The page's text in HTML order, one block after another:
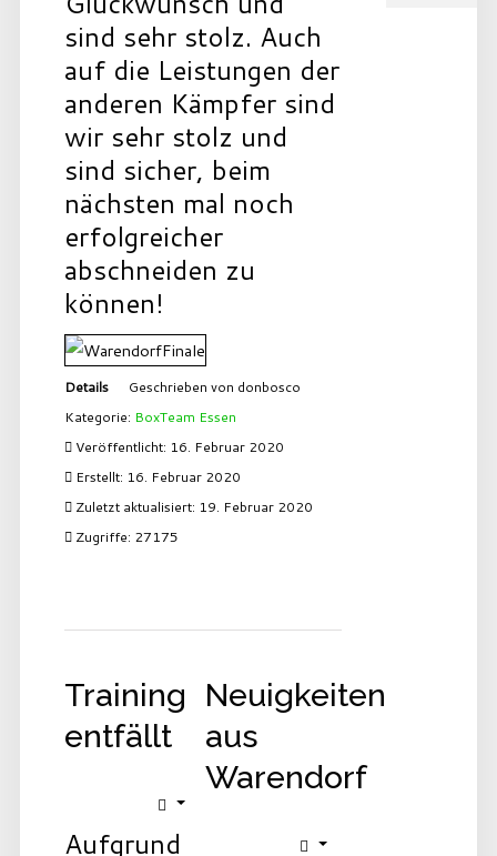
sind sehr stolz. Auch
auf die Leistungen der
anderen Kämpfer sind
wir sehr stolz und
sind sicher, beim
nächsten mal noch
erfolgreicher
abschneiden zu
können!
Details Geschrieben von donbosco
Kategorie: BoxTeam Essen
Veröffentlicht: 16. Februar 2020
Erstellt: 16. Februar 2020
Zuletzt aktualisiert: 19. Februar 2020
Zugriffe: 27175
Training
entfällt
Aufgrund
Neuigkeiten
aus
Warendorf